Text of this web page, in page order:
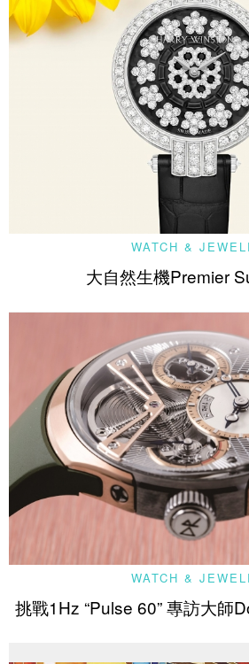
WATCH &
大自然生機Premier
WATCH &
挑戰1Hz “Pulse 60” 專訪大師